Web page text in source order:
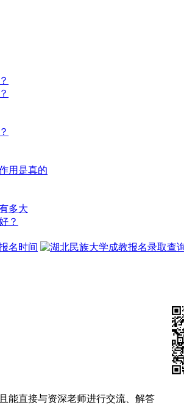
用是真的
多大
？
能直接与资深老师进行交流、解答